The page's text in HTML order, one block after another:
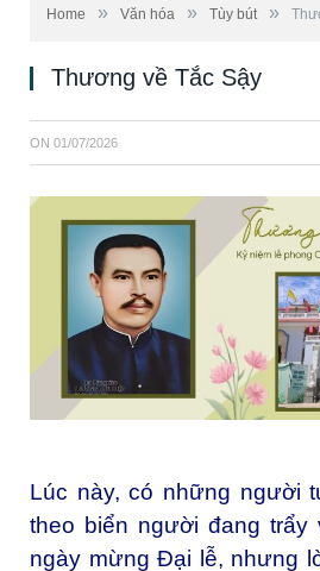
Home » Văn hóa » Tùy bút »
Thương về Tắc Sậy
ON 01/07/2026
Lúc này, có những người
theo biển người đang trẩy
ngày mừng Đại lễ, nhưng